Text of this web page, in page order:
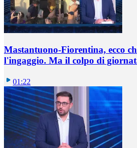
Mastantuono-Fiorentina, ecco
l'ingaggio. Ma il colpo di
01:22